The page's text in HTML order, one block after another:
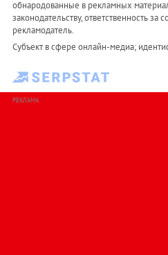
обнародованные в рекламных
законодательству, ответственность
рекламодатель.
Субъект в сфере онлайн-медиа;
РЕКЛАМА